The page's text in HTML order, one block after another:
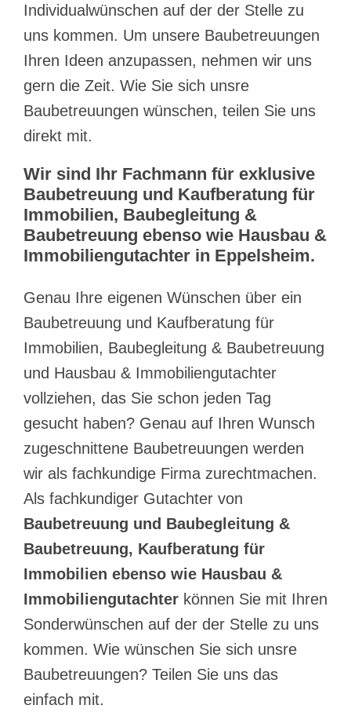
Individualwünschen auf der der Stelle zu
uns kommen. Um unsere Baubetreuungen
Ihren Ideen anzupassen, nehmen wir uns
gern die Zeit. Wie Sie sich unsre
Baubetreuungen wünschen, teilen Sie uns
direkt mit.
Wir sind Ihr Fachmann für exklusive
Baubetreuung und Kaufberatung für
Immobilien, Baubegleitung &
Baubetreuung ebenso wie Hausbau &
Immobiliengutachter in Eppelsheim.
Genau Ihre eigenen Wünschen über ein
Baubetreuung und Kaufberatung für
Immobilien, Baubegleitung & Baubetreuung
und Hausbau & Immobiliengutachter
vollziehen, das Sie schon jeden Tag
gesucht haben? Genau auf Ihren Wunsch
zugeschnittene Baubetreuungen werden
wir als fachkundige Firma zurechtmachen.
Als fachkundiger Gutachter von
Baubetreuung und Baubegleitung &
Baubetreuung, Kaufberatung für
Immobilien ebenso wie Hausbau &
Immobiliengutachter können Sie mit Ihren
Sonderwünschen auf der der Stelle zu uns
kommen. Wie wünschen Sie sich unsre
Baubetreuungen? Teilen Sie uns das
einfach mit.